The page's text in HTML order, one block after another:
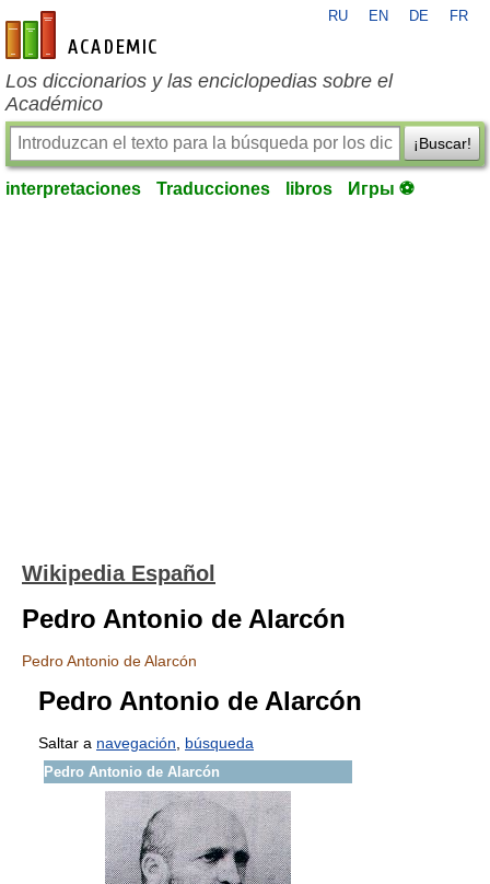
es-academic.com
RU EN DE FR
Los diccionarios y las enciclopedias sobre el
Académico
¡Buscar!
interpretaciones Traducciones libros Игры ⚽
Wikipedia Español
Pedro Antonio de Alarcón
Pedro Antonio de Alarcón
Pedro Antonio de Alarcón
Saltar a navegación búsqueda
Pedro Antonio de Alarcón